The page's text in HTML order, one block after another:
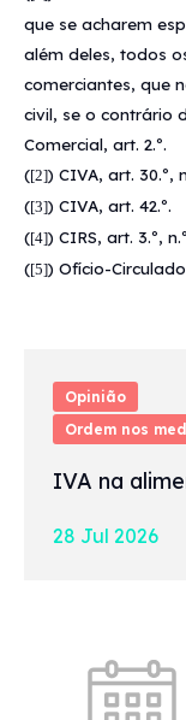
Opinião
Ordem nos
IVA na
28 Jul 2026
que se acharem
além deles, todos
comerciantes, que
civil, se o contrário
Comercial, art. 2.º.
([2]) CIVA, art. 30.º,
([3]) CIVA, art. 42.º.
([4]) CIRS, art. 3.º,
([5]) Ofício-